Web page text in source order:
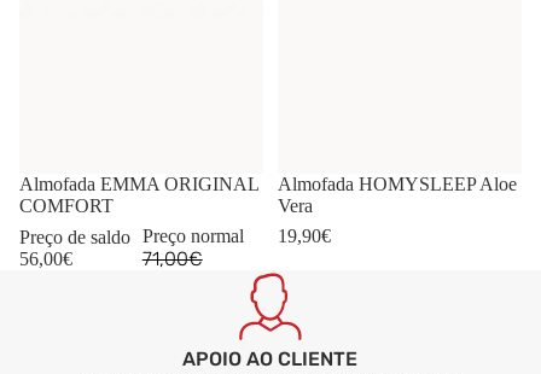
-21%
Almofada EMMA ORIGINAL
COMFORT
Preço de saldo
56,00€
Preço normal
71,00€
Almofada HOMYSLEEP Aloe
Vera
19,90€
APOIO AO CLIENTE